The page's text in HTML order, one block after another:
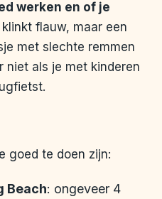
werken en of je
klinkt flauw, maar een
met slechte remmen
niet als je met kinderen
goed te doen zijn:
Beach: ongeveer 4